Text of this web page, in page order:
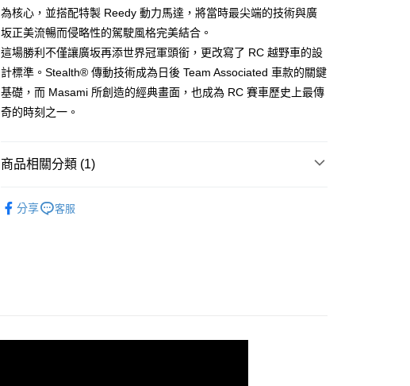
為核心，並搭配特製 Reedy 動力馬達，將當時最尖端的技術與廣
坂正美流暢而侵略性的駕駛風格完美結合。
這場勝利不僅讓廣坂再添世界冠軍頭銜，更改寫了 RC 越野車的設
計標準。Stealth® 傳動技術成為日後 Team Associated 車款的關鍵
基礎，而 Masami 所創造的經典畫面，也成為 RC 賽車歷史上最傳
奇的時刻之一。
商品相關分類 (1)
分享
客服